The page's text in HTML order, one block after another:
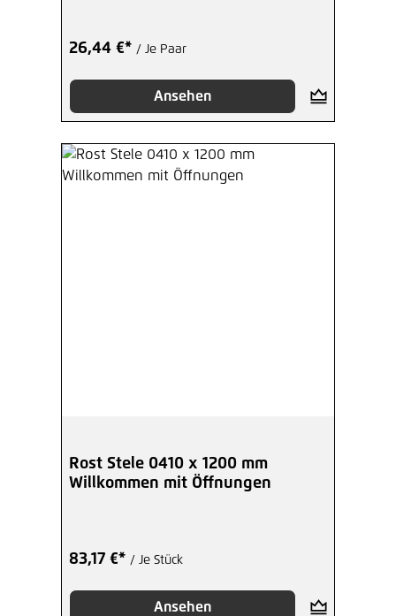
26,44 €* / Je Paar
Ansehen
Rost Stele 0410 x 1200 mm
Willkommen mit Öffnungen
83,17 €* / Je Stück
Ansehen